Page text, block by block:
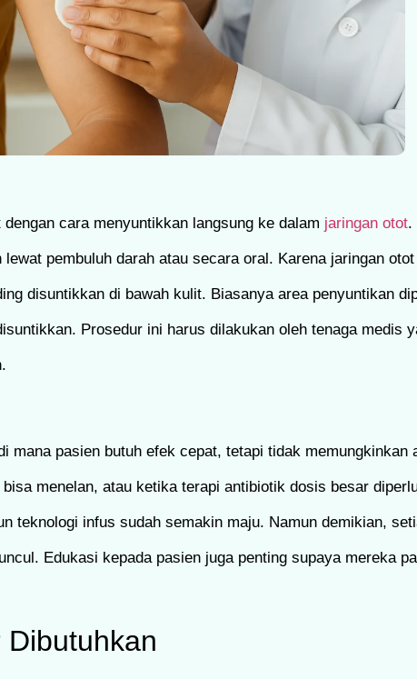
cara menyuntikkan langsung ke dalam jaringan otot.
pembuluh darah atau secara oral. Karena jaringan
disuntikkan di bawah kulit. Biasanya area penyuntikan
Prosedur ini harus dilakukan oleh tenaga medis
mana pasien butuh efek cepat, tetapi tidak memungkinkan
menelan, atau ketika terapi antibiotik dosis besar
teknologi infus sudah semakin maju. Namun demikian,
Edukasi kepada pasien juga penting supaya mereka